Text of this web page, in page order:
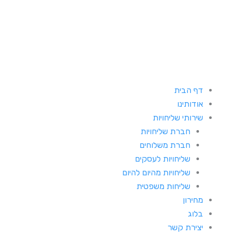
דף הבית
אודותינו
שירותי שליחויות
חברת שליחויות
חברת משלוחים
שליחויות לעסקים
שליחויות מהיום להיום
שליחות משפטית
מחירון
בלוג
יצירת קשר